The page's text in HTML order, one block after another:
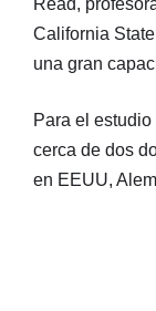
California
una gran
Para el
cerca de dos
en EEUU,